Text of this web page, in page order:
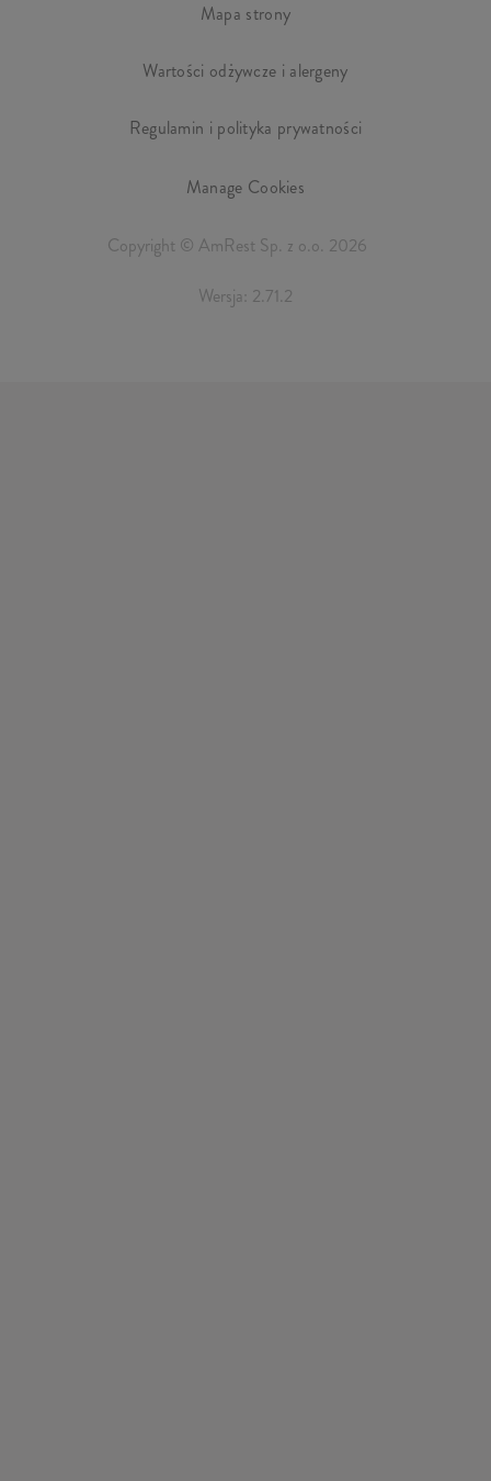
Mapa strony
Wartości odżywcze i alergeny
Regulamin i polityka prywatności
Manage Cookies
Copyright © AmRest Sp. z o.o. 2026
Wersja: 2.71.2